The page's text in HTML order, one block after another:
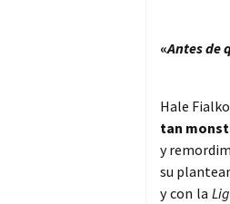
«Antes de
Hale
tan
y
su
y con la